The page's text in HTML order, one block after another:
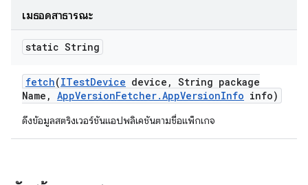
เมธอดสาธารณะ
static String
fetch(ITestDevice device , String package
Name , AppVersionFetcher.AppVersionInfo info)
ดึงข้อมูลสตริงเวอร์ชันแอปพลิเคชันตามชื่อแพ็กเกจ